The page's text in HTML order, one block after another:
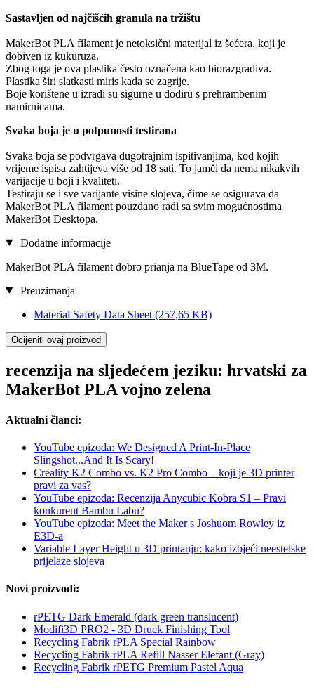
Sastavljen od najčišćih granula na tržištu
MakerBot PLA filament je netoksični materijal iz šećera, koji je
dobiven iz kukuruza.
Zbog toga je ova plastika često označena kao biorazgradiva.
Plastika širi slatkasti miris kada se zagrije.
Boje korištene u izradi su sigurne u dodiru s prehrambenim
namirnicama.
Svaka boja je u potpunosti testirana
Svaka boja se podvrgava dugotrajnim ispitivanjima, kod kojih
vrijeme ispisa zahtijeva više od 18 sati. To jamči da nema nikakvih
varijacije u boji i kvaliteti.
Testiraju se i sve varijante visine slojeva, čime se osigurava da
MakerBot PLA filament pouzdano radi sa svim mogućnostima
MakerBot Desktopa.
Dodatne informacije
MakerBot PLA filament dobro prianja na BlueTape od 3M.
Preuzimanja
Material Safety Data Sheet (257,65 KB)
Ocijeniti ovaj proizvod
recenzija na sljedećem jeziku: hrvatski za
MakerBot PLA vojno zelena
Aktualni članci:
YouTube epizoda: We Designed A Print-In-Place
Slingshot...And It Is Scary!
Creality K2 Combo vs. K2 Pro Combo – koji je 3D printer
pravi za vas?
YouTube epizoda: Recenzija Anycubic Kobra S1 – Pravi
konkurent Bambu Labu?
YouTube epizoda: Meet the Maker s Joshuom Rowley iz
E3D-a
Variable Layer Height u 3D printanju: kako izbjeći neestetske
prijelaze slojeva
Novi proizvodi:
rPETG Dark Emerald (dark green translucent)
Modifi3D PRO2 - 3D Druck Finishing Tool
Recycling Fabrik rPLA Special Rainbow
Recycling Fabrik rPLA Refill Nasser Elefant (Gray)
Recycling Fabrik rPETG Premium Pastel Aqua